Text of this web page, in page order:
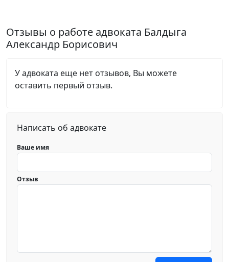
Отзывы о работе адвоката Балдыга
Александр Борисович
У адвоката еще нет отзывов, Вы можете
оставить первый отзыв.
Написать об адвокате
Ваше имя
Отзыв